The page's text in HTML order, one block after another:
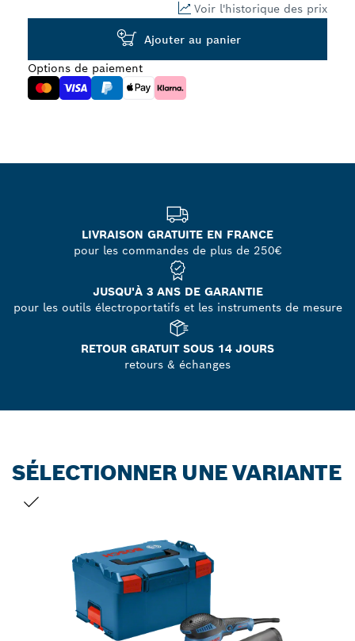
Voir l'historique des prix
Ajouter au panier
Options de paiement
LIVRAISON GRATUITE EN FRANCE
pour les commandes de plus de 250€
JUSQU'À 3 ANS DE GARANTIE
pour les outils électroportatifs et les instruments de mesure
RETOUR GRATUIT SOUS 14 JOURS
retours & échanges
SÉLECTIONNER UNE VARIANTE